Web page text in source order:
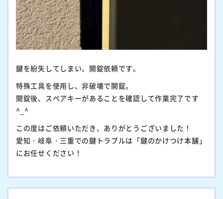
鍵を紛失してしまい、開錠依頼です。
特殊工具を使用し、非破壊で開錠。
開錠後、スペアキーがあることを確認して作業完了です
^_^
この度はご依頼いただき、ありがとうございました！
愛知・岐阜・三重での鍵トラブルは「鍵のかけつけ本舗」
にお任せください！